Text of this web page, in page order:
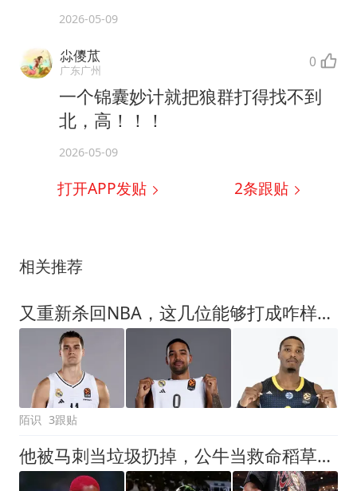
2026-05-09
尛儍苽
广东广州 0
一个锦囊妙计就把狼群打得找不到
北，高！！！
2026-05-09
打开APP发贴 2条跟贴
相关推荐
又重新杀回NBA，这几位能够打成咋样呢？
陌识 3跟贴
他被马刺当垃圾扔掉，公牛当救命稻草捡回来，结果救了72胜赛季